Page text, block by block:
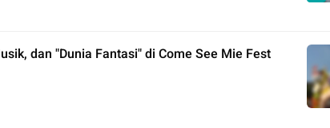
dan "Dunia Fantasi" di Come See Mie Fest